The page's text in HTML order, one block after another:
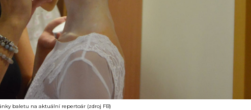
baletu na aktuální repertoár (zdroj FB)